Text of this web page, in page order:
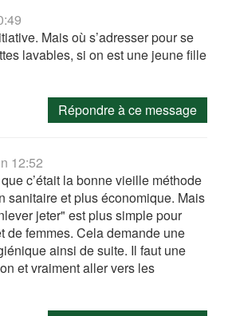
Mais où s’adresser pour se
lavables, si on est une jeune fille
Répondre à ce message
12:52
c’était la bonne vieille méthode
sanitaire et plus économique. Mais
jeter" est plus simple pour
de femmes. Cela demande une
ainsi de suite. Il faut une
et vraiment aller vers les